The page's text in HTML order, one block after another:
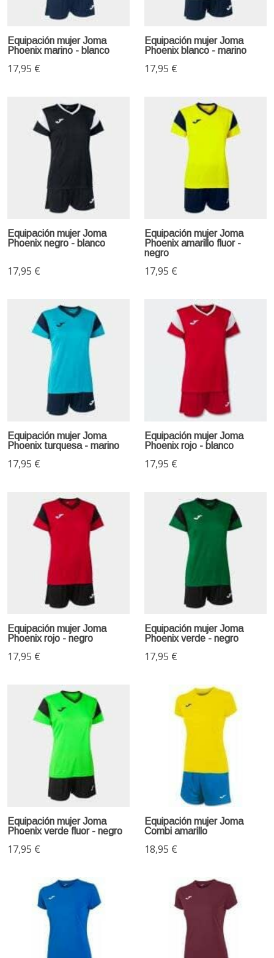
Equipación mujer Joma
Phoenix marino - blanco
17,95 €
Equipación mujer Joma
Phoenix blanco - marino
17,95 €
Equipación mujer Joma
Phoenix negro - blanco
17,95 €
Equipación mujer Joma
Phoenix amarillo fluor -
negro
17,95 €
Equipación mujer Joma
Phoenix turquesa - marino
17,95 €
Equipación mujer Joma
Phoenix rojo - blanco
17,95 €
Equipación mujer Joma
Phoenix rojo - negro
17,95 €
Equipación mujer Joma
Phoenix verde - negro
17,95 €
Equipación mujer Joma
Phoenix verde fluor - negro
17,95 €
Equipación mujer Joma
Combi amarillo
18,95 €